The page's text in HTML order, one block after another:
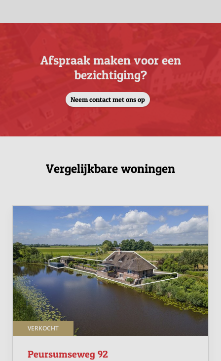
Afspraak maken voor een
bezichtiging?
Neem contact met ons op
Vergelijkbare woningen
VERKOCHT
Peursumseweg 92